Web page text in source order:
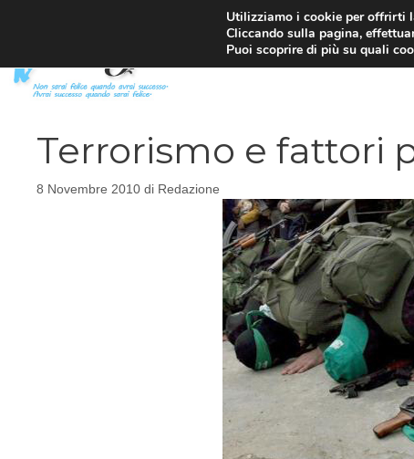
Terrorismo e fattori
8 Novembre 2010 di Redazione
Utilizziamo i cookie per offrirti
Cliccando sulla pagina,
Puoi scoprire di più su quali